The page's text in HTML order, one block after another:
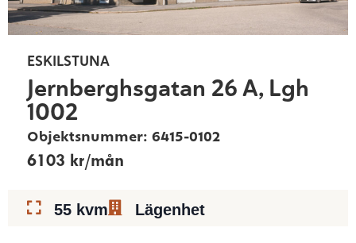
ESKILSTUNA
Jernberghsgatan 26 A, Lgh
1002
Objektsnummer: 6415-0102
6103 kr/mån
55 kvm Lägenhet